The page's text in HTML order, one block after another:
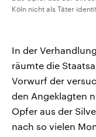
Köln nicht als Täter
In der
räumte die
Vorwurf der
den Angeklagten
Opfer aus der
nach so vielen